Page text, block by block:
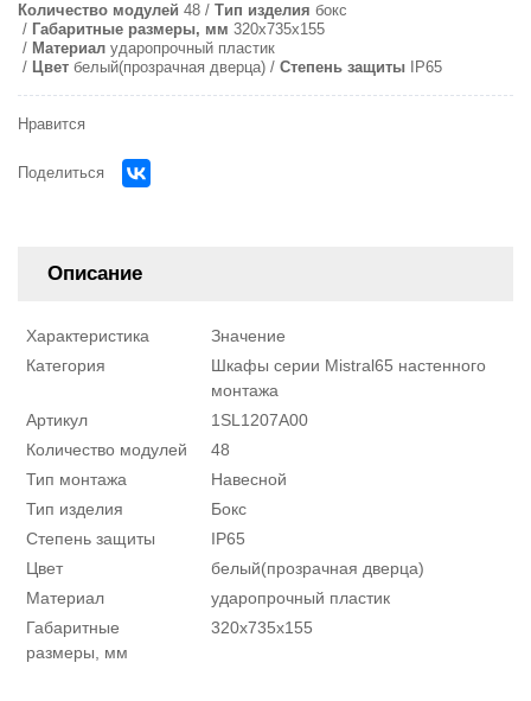
Количество модулей 48 Тип изделия бокс
Габаритные размеры, мм 320х735х155
Материал ударопрочный пластик
Цвет белый(прозрачная дверца) Степень защиты IP65
Нравится
Поделиться
Описание
Характеристика
Значение
Категория
Шкафы серии Mistral65 настенного
монтажа
Артикул
1SL1207A00
Количество модулей
48
Тип монтажа
Навесной
Тип изделия
Бокс
Степень защиты
IP65
Цвет
белый(прозрачная дверца)
Материал
ударопрочный пластик
Габаритные
размеры, мм
320х735х155